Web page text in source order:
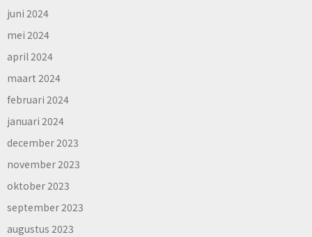
juni 2024
mei 2024
april 2024
maart 2024
februari 2024
januari 2024
december 2023
november 2023
oktober 2023
september 2023
augustus 2023